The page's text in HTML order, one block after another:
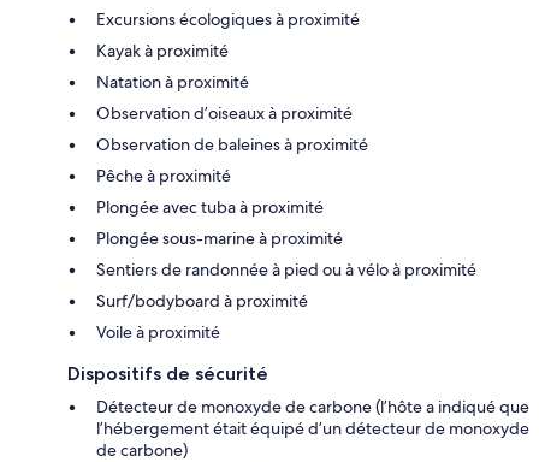
Excursions écologiques à proximité
Kayak à proximité
Natation à proximité
Observation d’oiseaux à proximité
Observation de baleines à proximité
Pêche à proximité
Plongée avec tuba à proximité
Plongée sous-marine à proximité
Sentiers de randonnée à pied ou à vélo à proximité
Surf/bodyboard à proximité
Voile à proximité
Dispositifs de sécurité
Détecteur de monoxyde de carbone (l’hôte a indiqué que
l’hébergement était équipé d’un détecteur de monoxyde
de carbone)